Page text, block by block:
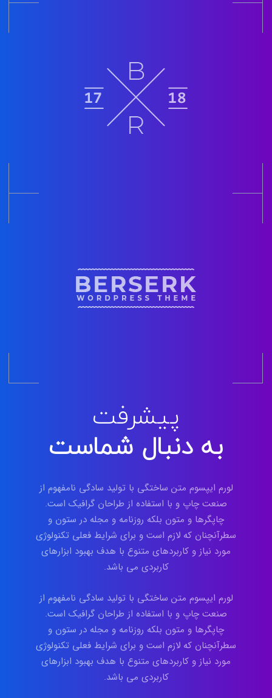
پیشرفت
به دنبال شماست
لورم ایپسوم متن ساختگی با تولید سادگی نامفهوم از
صنعت چاپ و با استفاده از طراحان گرافیک است.
چاپگرها و متون بلکه روزنامه و مجله در ستون و
سطرآنچنان که لازم است و برای شرایط فعلی تکنولوژی
مورد نیاز و کاربردهای متنوع با هدف بهبود ابزارهای
کاربردی می باشد.
لورم ایپسوم متن ساختگی با تولید سادگی نامفهوم از
صنعت چاپ و با استفاده از طراحان گرافیک است.
چاپگرها و متون بلکه روزنامه و مجله در ستون و
سطرآنچنان که لازم است و برای شرایط فعلی تکنولوژی
مورد نیاز و کاربردهای متنوع با هدف بهبود ابزارهای
کاربردی می باشد.